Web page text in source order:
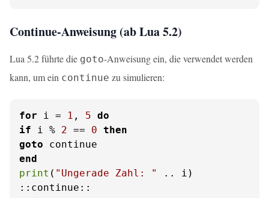
Continue-Anweisung (ab Lua 5.2)
Lua 5.2 führte die goto-Anweisung ein, die verwendet werden
kann, um ein continue zu simulieren:
for i = 1 , 5 do
if i % 2 == 0 then
goto
end
print ( "Ungerade Zahl: "
.. i)